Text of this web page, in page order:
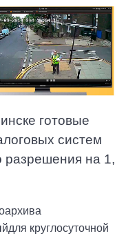
готовые
систем
разрешения на 1,
для круглосуточной